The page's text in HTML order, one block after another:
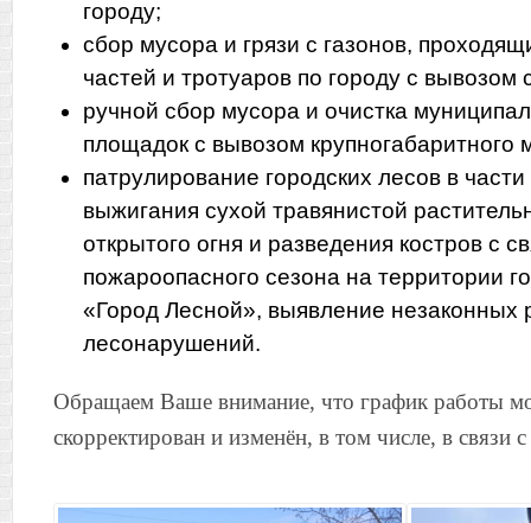
городу;
сбор мусора и грязи с газонов,
частей и тротуаров по городу с
ручной сбор мусора и очистка
площадок с вывозом крупногабаритного
патрулирование городских лесов в
выжигания сухой травянистой
открытого огня и разведения костров с
пожароопасного сезона на территории
«Город Лесной», выявление незаконных
лесонарушений.
Обращаем Ваше внимание, что график работы
скорректирован и изменён, в том числе, в связи